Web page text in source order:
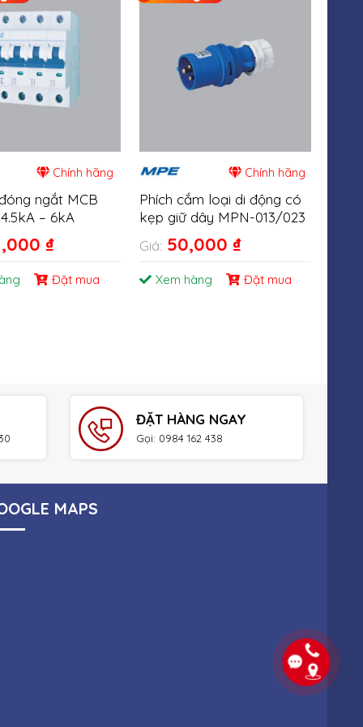
Chính hãng
ngắt MCB
– 6kA
₫
Đặt mua
Chính hãng
Phích cắm loại di động có
kẹp giữ dây MPN-013/023
Giá: 50,000 ₫
Xem hàng Đặt mua
ĐẶT HÀNG NGAY
Gọi: 0984 162 438
MAPS